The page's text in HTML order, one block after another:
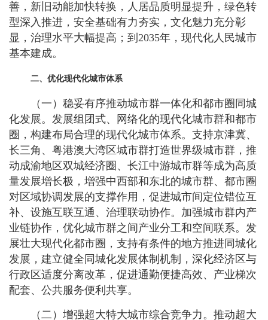
善，新旧动能加快转换，人居品质明显提升，绿色转
型深入推进，安全基础有力夯实，文化魅力充分彰
显，治理水平大幅提高；到2035年，现代化人民城市
基本建成。
二、优化现代化城市体系
（一）稳妥有序推动城市群一体化和都市圈同城
化发展。发展组团式、网络化的现代化城市群和都市
圈，构建布局合理的现代化城市体系。支持京津冀、
长三角、粤港澳大湾区城市群打造世界级城市群，推
动成渝地区双城经济圈、长江中游城市群等成为高质
量发展增长极，增强中西部和东北的城市群、都市圈
对区域协调发展的支撑作用，促进城市间定位错位互
补、设施互联互通、治理联动协作。加强城市群内产
业链协作，优化城市群之间产业分工和空间联系。发
展壮大现代化都市圈，支持有条件的地方推进同城化
发展，建立健全同城化发展体制机制，深化经济区与
行政区适度分离改革，促进通勤便捷高效、产业梯次
配套、公共服务便利共享。
（二）增强超大特大城市综合竞争力。推动超大